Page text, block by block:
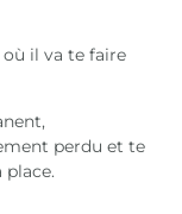
où il va te faire
perdu et te
place.